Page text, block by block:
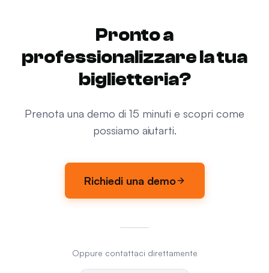
Pronto a
professionalizzare la tua
biglietteria?
Prenota una demo di 15 minuti e scopri come
possiamo aiutarti.
Richiedi una demo
Oppure contattaci direttamente